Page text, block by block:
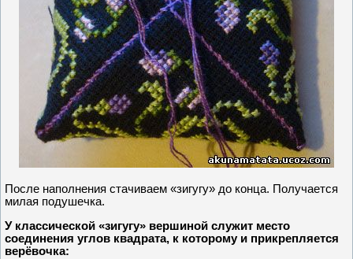
После наполнения стачиваем «зигугу» до конца. Получается
милая подушечка.
У классической «зигугу» вершиной служит место
соединения углов квадрата, к которому и прикрепляется
верёвочка: